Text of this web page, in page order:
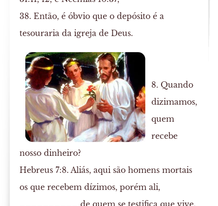
38. Então, é óbvio que o depósito é a
tesouraria da igreja de Deus.
8. Quando
dizimamos,
quem
recebe
nosso dinheiro?
Hebreus 7:8. Aliás, aqui são homens mortais
os que recebem dízimos, porém ali,